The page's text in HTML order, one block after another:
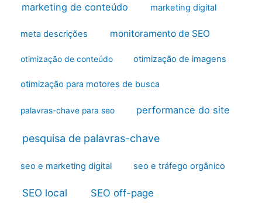
marketing de conteúdo marketing digital
meta descrições monitoramento de SEO
otimização de conteúdo otimização de imagens
otimização para motores de busca
palavras-chave para seo performance do site
pesquisa de palavras-chave
seo e marketing digital seo e tráfego orgânico
SEO local SEO off-page